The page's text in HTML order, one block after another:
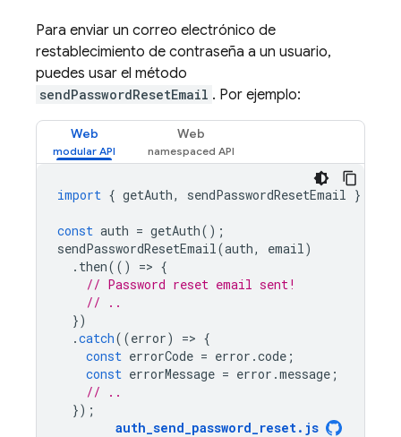
Para enviar un correo electrónico de
restablecimiento de contraseña a un usuario,
puedes usar el método
sendPasswordResetEmail . Por ejemplo:
Web Web
import { getAuth, sendPasswordResetEmail }
const auth = getAuth();
sendPasswordResetEmail(auth, email)
. then(() => {
// Password reset email sent!
// ..
})
.catch((error) => {
const errorCode = error .code ;
const errorMessage = error .message ;
// ..
});
auth_send_password_reset. js